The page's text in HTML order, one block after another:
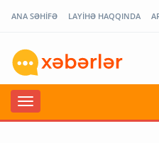
ANA SƏHİFƏ LAYİHƏ HAQQINDA